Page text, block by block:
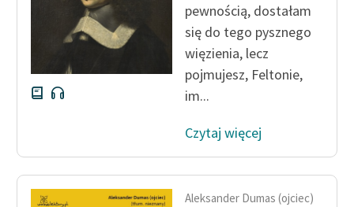
Informacja o treściach
wrażliwych
Deklaracja dostępności
pewnością, dostałam
się do tego pysznego
więzienia, lecz
pojmujesz, Feltonie,
im...
Czytaj więcej
Aleksander Dumas (ojciec)